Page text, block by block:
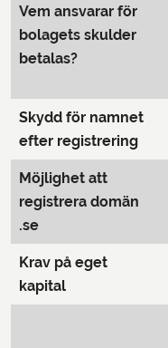
Vem ansvarar för
bolagets skulder
betalas?
Skydd för namnet
efter registrering
Möjlighet att
registrera domän
.se
Krav på eget
kapital